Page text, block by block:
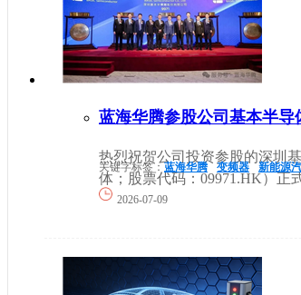
蓝海华腾参股公司基本半导
热烈祝贺公司投资参股的深圳
体；股票代码：09971.HK）正
关键字标签：蓝海华腾 变频器 新能源
2026-07-09